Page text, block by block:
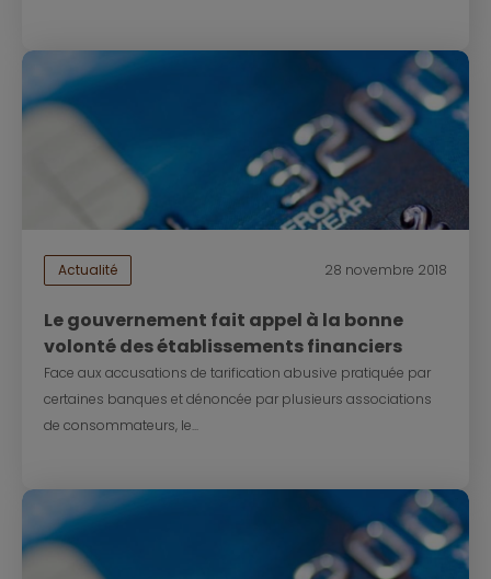
Actualité 28 novembre 2018
Le gouvernement fait appel à la bonne
volonté des établissements financiers
Face aux accusations de tarification abusive pratiquée par
certaines banques et dénoncée par plusieurs associations
de consommateurs, le...